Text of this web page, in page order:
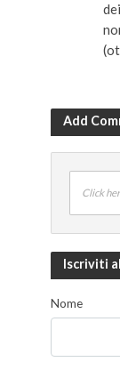
Add
Click
Iscriviti
Nome